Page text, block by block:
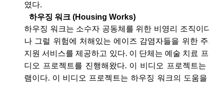
였다.
하우징 워크 (Housing Works)
하우징 워크는 소수자 공동체를 위한 비영리 조직이다.
나 그럴 위험에 처해있는 에이즈 감염자들을 위한 주거
지원 서비스를 제공하고 있다. 이 단체는 예술 치료 프로
디오 프로젝트를 진행해왔다. 이 비디오 프로젝트는 혁
램이다. 이 비디오 프로젝트는 하우징 워크의 도움을 받